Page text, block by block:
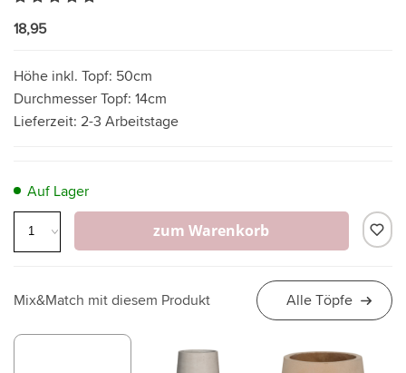
18,95
Höhe inkl. Topf: 50cm
Durchmesser Topf: 14cm
Lieferzeit: 2-3 Arbeitstage
Auf Lager
zum Warenkorb
Mix&Match mit diesem Produkt Alle Töpfe